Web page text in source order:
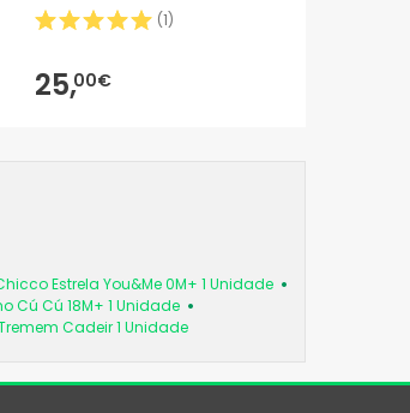
(1)
25,00€
Estrela You&Me 0M+ 1 Unidade
Cú Cú 18M+ 1 Unidade
Cadeir 1 Unidade